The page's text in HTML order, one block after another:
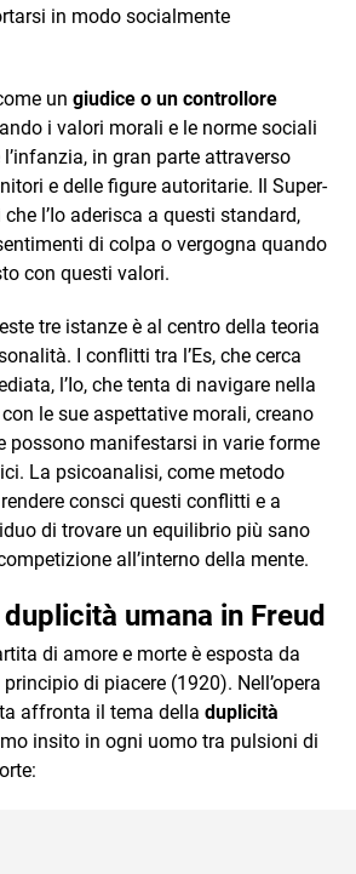
in modo socialmente
un giudice o un controllore
i valori morali e le norme sociali
in gran parte attraverso
e delle figure autoritarie. Il Super-
l’Io aderisca a questi standard,
di colpa o vergogna quando
con questi valori.
tre istanze è al centro della teoria
I conflitti tra l’Es, che cerca
l’Io, che tenta di navigare nella
con le sue aspettative morali, creano
possono manifestarsi in varie forme
La psicoanalisi, come metodo
consci questi conflitti e a
di trovare un equilibrio più sano
all’interno della mente.
umana in Freud
di amore e morte è esposta da
di piacere (1920). Nell’opera
affronta il tema della duplicità
insito in ogni uomo tra pulsioni di